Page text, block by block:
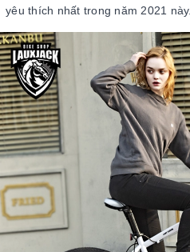
yêu thích nhất trong năm 2021 này.